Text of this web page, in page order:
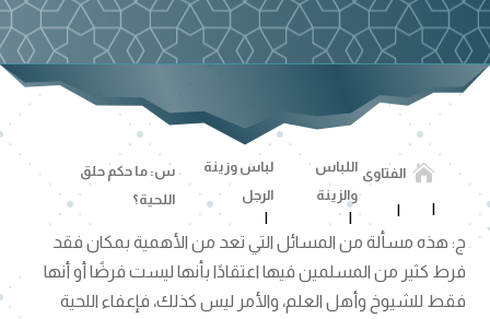
 الفتاوى اللباس
والزينة
لباس وزينة
الرجل
س: ما حكم حلق
اللحية؟
ج: هذه مسألة من المسائل التي تعد من الأهمية بمكان فقد
فرط كثير من المسلمين فيها اعتقادًا بأنها ليست فرضًا أو أنها
فقط للشيوخ وأهل العلم، والأمر ليس كذلك، فإعفاء اللحية